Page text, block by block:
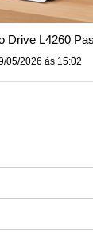
Drive L4260
05/2026 às 15:02